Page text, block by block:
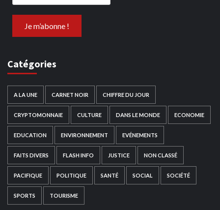
Catégories
A LA UNE CARNET NOIR CHIFFRE DU JOUR
CRYPTOMONNAIE CULTURE DANS LE MONDE ECONOMIE
EDUCATION ENVIRONNEMENT EVÉNEMENTS
FAITS DIVERS FLASH INFO JUSTICE NON CLASSÉ
PACIFIQUE POLITIQUE SANTÉ SOCIAL SOCIÉTÉ
SPORTS TOURISME